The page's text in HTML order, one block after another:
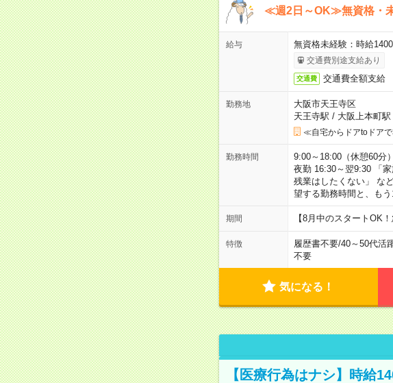
≪週2日～OK≫無資格・未
給与 無資格未経験：時給
交通費別途支給あり
交通費 交通費全額支給
勤務地
大阪市天王寺区
天王寺駅 / 大阪上本町駅
≪自宅からドアtoドア
勤務時間
9:00～18:00（休憩60分
夜勤 16:30～翌9:30 「
残業はしたくない」 な
望する勤務時間と、も
期間 【8月中のスタートOK
特徴 履歴書不要/40～50代活
不要
気になる！
【医療行為はナシ】時給